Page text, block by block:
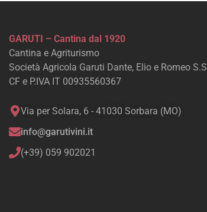
GARUTI – Cantina dal 1920
Cantina e Agriturismo
Società Agricola Garuti Dante, Elio e Romeo
CF e P.IVA IT 00935560367
Via per Solara, 6 - 41030 Sorbara (MO)
info@garutivini.it
(+39) 059 902021